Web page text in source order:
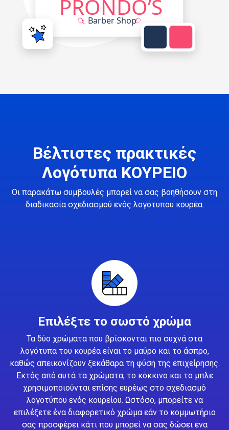
Βέλτιστες πρακτικές
Λογότυπα ΚΟΥΡΕΙΟ
Οι παρακάτω συμβουλές μπορεί να σας βοηθήσουν στη
διαδικασία σχεδιασμού ενός λογότυπου κουρέα.
Επιλέξτε το σωστό χρώμα
Τα δύο χρώματα που βρίσκονται πιο συχνά στα
λογότυπα του κουρέα είναι το μαύρο και το άσπρο,
καθώς απεικονίζουν ξεκάθαρα τη φύση της επιχείρησης.
Εκτός από αυτά τα χρώματα, το κόκκινο και το μπλε
χρησιμοποιούνται επίσης ευρέως στο σχεδιασμό
λογοτύπου ενός κουρείου. Ωστόσο, μπορείτε να
επιλέξετε ένα διαφορετικό χρώμα εάν το κομμωτήριο
σας προσφέρει κάτι που μπορεί να σας δώσει ένα